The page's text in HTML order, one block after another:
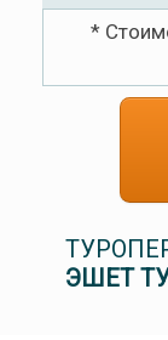
*
ЭШЕТ